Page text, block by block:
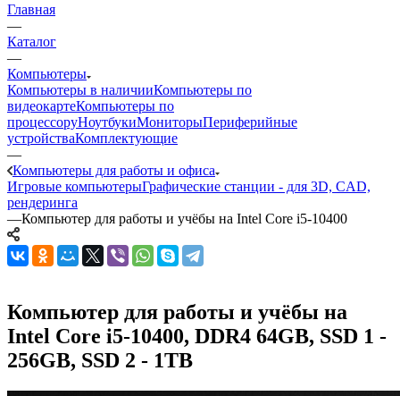
Главная
—
Каталог
—
Компьютеры
Компьютеры в наличииКомпьютеры по
видеокартеКомпьютеры по
процессоруНоутбукиМониторыПериферийные
устройстваКомплектующие
—
Компьютеры для работы и офиса
Игровые компьютерыГрафические станции - для 3D, CAD,
рендеринга
—Компьютер для работы и учёбы на Intel Core i5-10400
Компьютер для работы и учёбы на
Intel Core i5-10400, DDR4 64GB, SSD 1 -
256GB, SSD 2 - 1TB